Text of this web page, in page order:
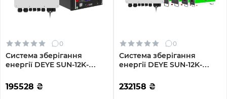
0
Система зберігання
енергії DEYE SUN-12K-
LFP 12kW 15.36kWh 3BAT
LiFePO4 6500 циклів
195528 ₴
0
Система зберігання
енергії DEYE SUN-12K-
4GS20.48K-LFP-W 12kW
20.48kWh 4BAT LiFePO4
232158 ₴